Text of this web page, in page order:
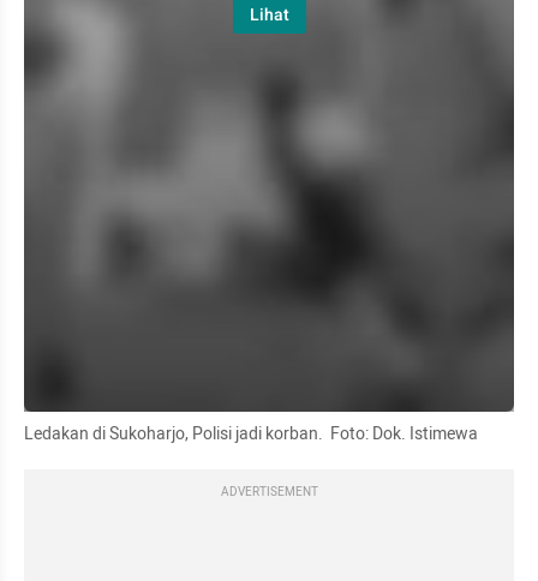
Lihat
Ledakan di Sukoharjo, Polisi jadi korban.  Foto: Dok. Istimewa
ADVERTISEMENT